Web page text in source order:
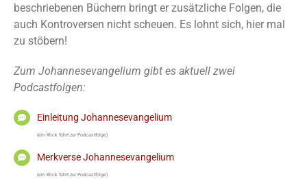
beschriebenen Büchern bringt er zusätzliche Folgen, die
auch Kontroversen nicht scheuen. Es lohnt sich, hier mal
zu stöbern!
Zum Johannesevangelium gibt es aktuell zwei
Podcastfolgen:
Einleitung Johannesevangelium
(ein Klick führt zur Podcastfolge)
Merkverse Johannesevangelium
(ein Klick führt zur Podcastfolge)